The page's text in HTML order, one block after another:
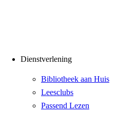
Dienstverlening
Bibliotheek aan Huis
Leesclubs
Passend Lezen